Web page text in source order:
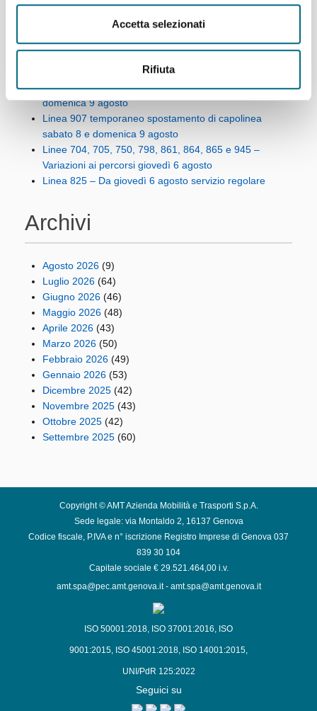
Accetta selezionati
Rifiuta
Articoli recenti
Linee 725, 726, 925, 926 e 927 – Variazioni ai percorsi
domenica 9 agosto
Linea 907 temporaneo spostamento di capolinea
sabato 8 e domenica 9 agosto
Linee 704, 705, 750, 798, 861, 864, 865 e 945 –
Variazioni ai percorsi giovedì 6 agosto
Linea 825 – Da giovedì 6 agosto servizio regolare
Archivi
Agosto 2026 (9)
Luglio 2026 (64)
Giugno 2026 (46)
Maggio 2026 (48)
Aprile 2026 (43)
Marzo 2026 (50)
Febbraio 2026 (49)
Gennaio 2026 (53)
Dicembre 2025 (42)
Novembre 2025 (43)
Ottobre 2025 (42)
Settembre 2025 (60)
Copyright © AMT Azienda Mobilità e Trasporti S.p.A.
Sede legale: via Montaldo 2, 16137 Genova
Codice fiscale, P.IVA e n° iscrizione Registro Imprese di Genova 037
839 30 104
Capitale sociale € 29.521.464,00 i.v.
amt.spa@pec.amt.genova.it- amt.spa@amt.genova.it
ISO 50001:2018, ISO 37001:2016, ISO
9001:2015, ISO 45001:2018, ISO 14001:2015,
UNI/PdR 125:2022
Seguici su